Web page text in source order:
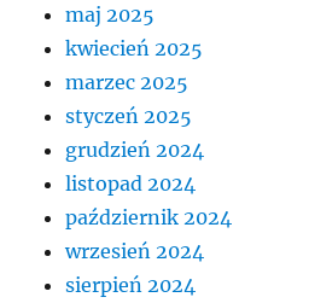
maj 2025
kwiecień 2025
marzec 2025
styczeń 2025
grudzień 2024
listopad 2024
październik 2024
wrzesień 2024
sierpień 2024